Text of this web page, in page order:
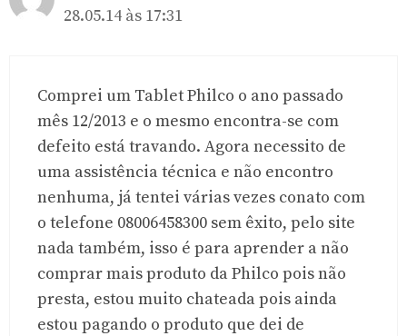
28.05.14 às 17:31
Comprei um Tablet Philco o ano passado
mês 12/2013 e o mesmo encontra-se com
defeito está travando. Agora necessito de
uma assistência técnica e não encontro
nenhuma, já tentei várias vezes conato com
o telefone 08006458300 sem êxito, pelo site
nada também, isso é para aprender a não
comprar mais produto da Philco pois não
presta, estou muito chateada pois ainda
estou pagando o produto que dei de